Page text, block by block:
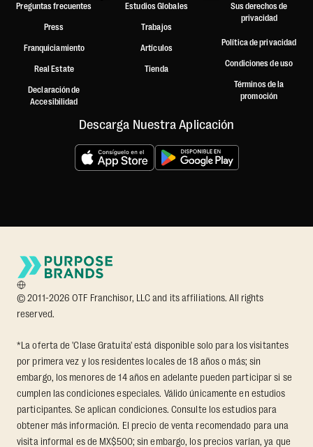
Preguntas frecuentes
Press
Franquiciamiento
Real Estate
Declaración de
Accesibilidad
Estudios Globales
Trabajos
Artículos
Tienda
Sus derechos de
privacidad
Política de privacidad
Condiciones de uso
Términos de la
promoción
Descarga Nuestra Aplicación
© 2011-2026 OTF Franchisor, LLC and its affiliations. All rights
reserved.
*La oferta de 'Clase Gratuita' está disponible solo para los visitantes
por primera vez y los residentes locales de 18 años o más; sin
embargo, los menores de 14 años en adelante pueden participar si se
cumplen las condiciones especiales. Válido únicamente en estudios
participantes. Se aplican condiciones. Consulte los estudios para
obtener más información. El precio de venta recomendado para una
visita informal es de MX$500; sin embargo, los precios varían, ya que